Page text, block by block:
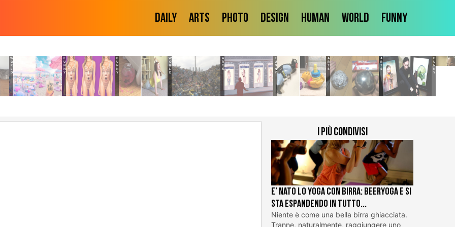
Daily Arts Photo Design Human World Funny
FUNNY FUNNY WORLD FUNNY ARTS ARTS FUNNY
I più condivisi
E’ nato lo Yoga con Birra: BeerYoga e si
sta espandendo in tutto...
Niente è come una bella birra ghiacciata.
Tranne, naturalmente, raggiungere uno